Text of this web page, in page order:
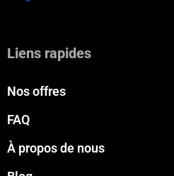
Liens rapides
Nos offres
FAQ
À propos de nous